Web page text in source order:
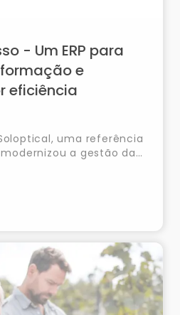
- Um ERP para
e
eficiência
uma referência
a gestão das
integração e